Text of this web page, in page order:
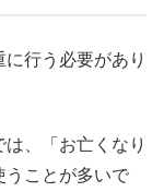
行う必要があり
、「お亡くなり
うことが多いで